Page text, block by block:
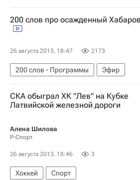
Расследование химатак в Сирии в
200 слов про осажденный
26 августа 2013, 18:47 2173
200 слов - Программы
Эфир
Паводок на Дальнем Востоке-2013
Хабаровск
Европа
СКА обыграл ХК "Лев" на Кубке
Латвийской железной дороги
Алена Шилова
Р-Спорт
26 августа 2013, 18:46 3
Хоккей
Спорт